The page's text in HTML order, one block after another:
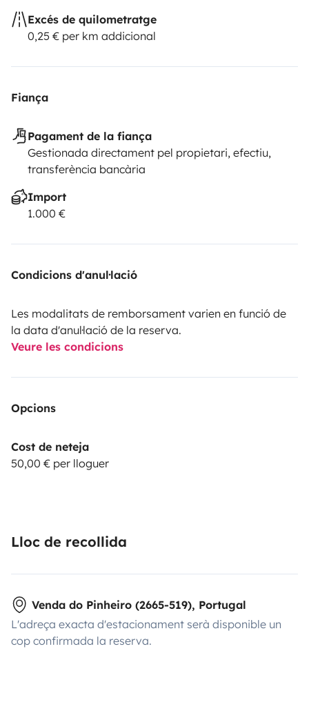
Excés de quilometratge
0,25 € per km addicional
Fiança
Pagament de la fiança
Gestionada directament pel propietari, efectiu,
transferència bancària
Import
1.000 €
Condicions d'anul·lació
Les modalitats de remborsament varien en funció de
la data d'anul·lació de la reserva.
Veure les condicions
Opcions
Cost de neteja
50,00 € per lloguer
Lloc de recollida
Venda do Pinheiro (2665-519), Portugal
L'adreça exacta d'estacionament serà disponible un
cop confirmada la reserva.